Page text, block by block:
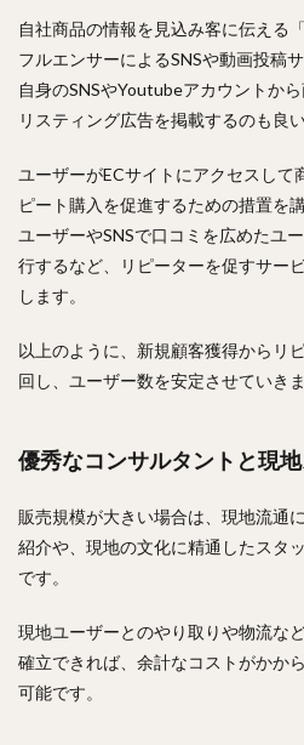
自社商品の情報を見込み客に伝える
フルエンサーによるSNSや動画投稿
自身のSNSやYoutubeアカウントか
リスティング広告を掲載するのも良
ユーザーがECサイトにアクセスして
ピート購入を促進するための措置を
ユーザーやSNSで口コミを広めたユ
行するなど、リピーターを促すサー
します。
以上のように、新規顧客獲得からリ
回し、ユーザー数を安定させていきま
優秀なコンサルタントと現
販売規模が大きい場合は、現地流通
紹介や、現地の文化に精通したスタ
です。
現地ユーザーとのやり取りや物流な
確立できれば、余計なコストがかか
可能です。